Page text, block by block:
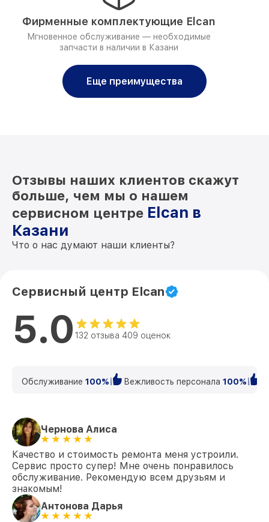
Фирменные комплектующие Elcan
Мгновенное обслуживание — необходимые
запчасти в наличии в Казани
Еще преимущества
Отзывы наших клиентов скажут
больше, чем мы о нашем
сервисном центре Elcan в
Казани
Что о нас думают наши клиенты?
Сервисный центр Elcan
5.0 132 отзыва 409 оценок
Обслуживание 100% Вежливость персонала 100%
Чернова Алиса
Качество и стоимость ремонта меня устроили.
Сервис просто супер! Мне очень понравилось
обслуживание. Рекомендую всем друзьям и
знакомым!
Антонова Дарья